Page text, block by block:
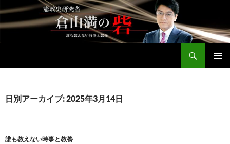
テ
ン
へ
ッ
日別アーカイブ: 2025年3月14日
誰も教えない時事と教養